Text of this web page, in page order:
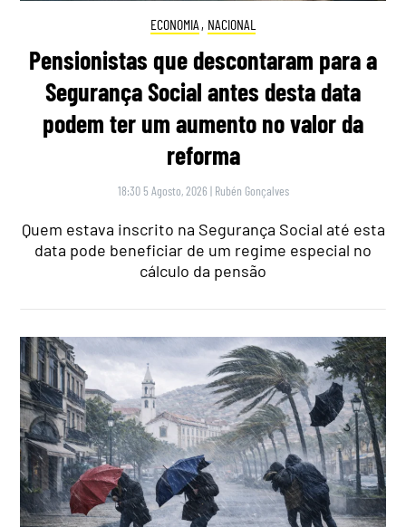
ECONOMIA , NACIONAL
Pensionistas que descontaram para a
Segurança Social antes desta data
podem ter um aumento no valor da
reforma
18:30 5 Agosto, 2026 | Rubén Gonçalves
Quem estava inscrito na Segurança Social até esta
data pode beneficiar de um regime especial no
cálculo da pensão